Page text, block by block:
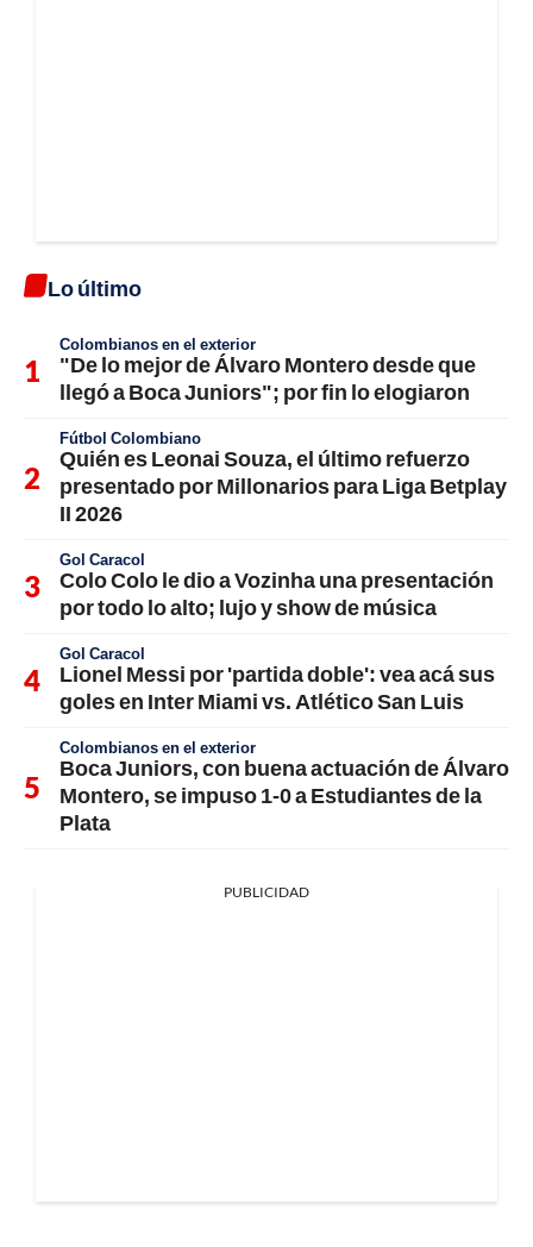
Lo último
Colombianos en el exterior
"De lo mejor de Álvaro Montero desde que
llegó a Boca Juniors"; por fin lo elogiaron
Fútbol Colombiano
Quién es Leonai Souza, el último refuerzo
presentado por Millonarios para Liga Betplay
II 2026
Gol Caracol
Colo Colo le dio a Vozinha una presentación
por todo lo alto; lujo y show de música
Gol Caracol
Lionel Messi por 'partida doble': vea acá sus
goles en Inter Miami vs. Atlético San Luis
Colombianos en el exterior
Boca Juniors, con buena actuación de Álvaro
Montero, se impuso 1-0 a Estudiantes de la
Plata
PUBLICIDAD